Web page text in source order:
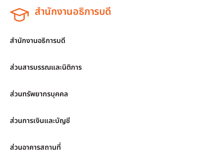
สำนักงานอธิการบดี
สำนักงานอธิการบดี
ส่วนสารบรรณและนิติการ
ส่วนทรัพยากรบุคคล
ส่วนการเงินและบัญชี
ส่วนอาคารสถานที่